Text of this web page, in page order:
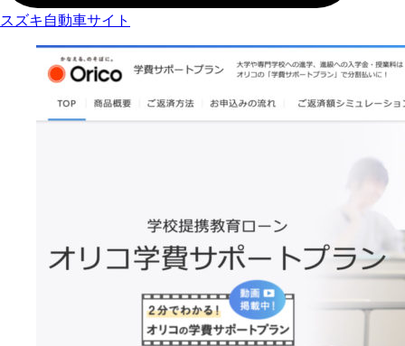
スズキ自動車サイト